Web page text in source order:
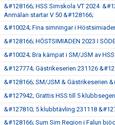
&#128166; HSS Simskola VT 2024
Anmälan startar V 50 &#128166;
&#10024; Fina simningar i
&#128166; HÖSTSIMIADEN 2023 I
&#10024; Bra kämpat i SM/JSM av
&#127774; Gästrikeserien 231126
&#128166; SM/JSM & Gästrikeserien
&#127942; Grattis HSS till 5
&#127810; 5 klubbtävling 231118
&#128166; Sum Sim Region i Falun